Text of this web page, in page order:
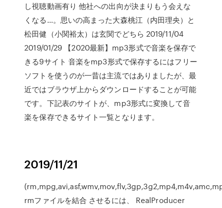
し視聴動画有り 他社への出向が決まりもう会えな
くなる…。思いの高まった大森桃江（内田理央）と
松田健（小関裕太）は玄関でどちら 2019/11/04
2019/01/29 【2020最新】mp3形式で音楽を保存で
きる9サイト 音楽をmp3形式で保存するにはフリー
ソフトを使うのが一昔は主流ではありましたが、最
近ではブラウザ上からダウンロードすることが可能
です。下記表のサイトが、mp3形式に変換して音
楽を保存できるサイト一覧となります。
2019/11/21
rmファイルを結合 させるには、 RealProducer